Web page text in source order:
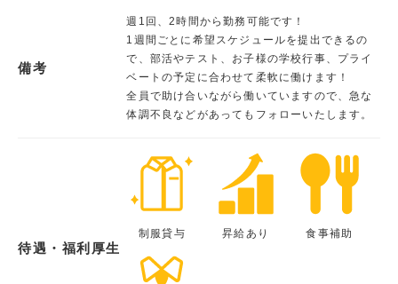
備考
週1回、2時間から勤務可能です！
1週間ごとに希望スケジュールを提出できるの
で、部活やテスト、お子様の学校行事、プライ
ベートの予定に合わせて柔軟に働けます！
全員で助け合いながら働いていますので、急な
体調不良などがあってもフォローいたします。
待遇・福利厚生
制服貸与 昇給あり 食事補助